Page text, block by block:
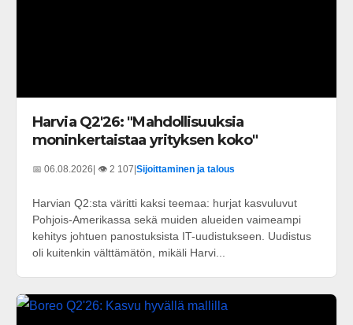
Harvia Q2'26: "Mahdollisuuksia
moninkertaistaa yrityksen koko"
📅 06.08.2026 | 👁️ 2 107 Sijoittaminen ja talous
Harvian Q2:sta väritti kaksi teemaa: hurjat kasvuluvut
Pohjois-Amerikassa sekä muiden alueiden vaimeampi
kehitys johtuen panostuksista IT-uudistukseen. Uudistus
oli kuitenkin välttämätön, mikäli Harvi...